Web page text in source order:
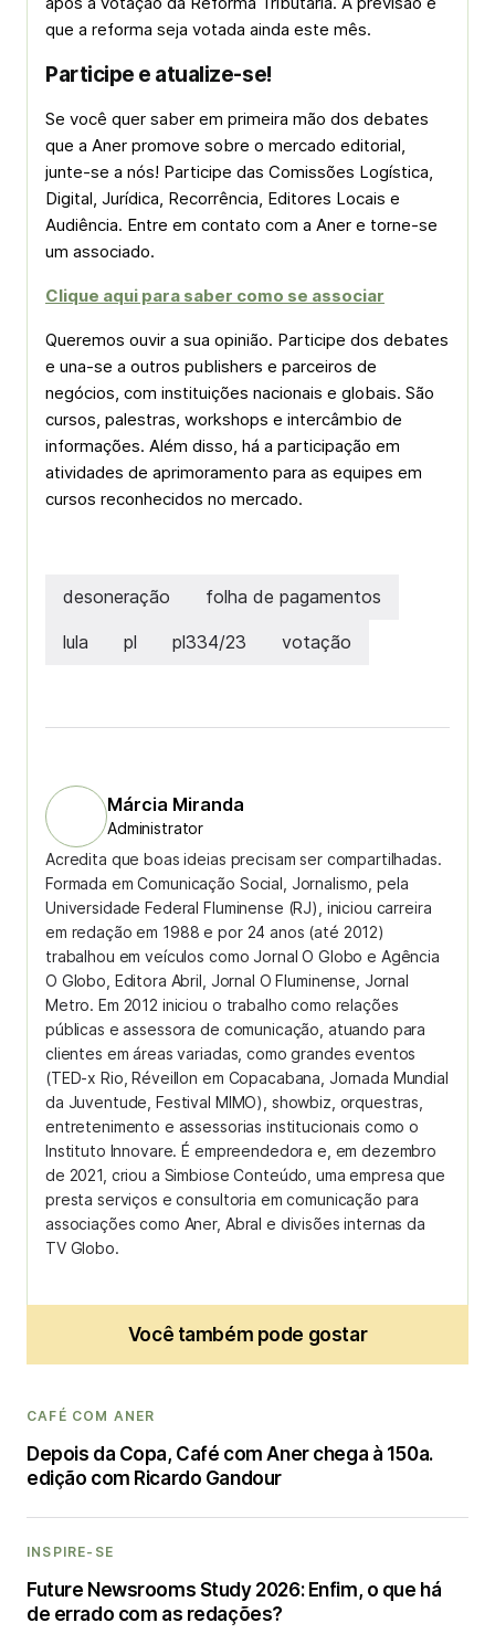
que a reforma seja votada ainda este mês.
Participe e atualize-se!
Se você quer saber em primeira mão dos debates
que a Aner promove sobre o mercado editorial,
junte-se a nós! Participe das Comissões Logística,
Digital, Jurídica, Recorrência, Editores Locais e
Audiência. Entre em contato com a Aner e torne-se
um associado.
Clique aqui para saber como se associar
Queremos ouvir a sua opinião. Participe dos debates
e una-se a outros publishers e parceiros de
negócios, com instituições nacionais e globais. São
cursos, palestras, workshops e intercâmbio de
informações. Além disso, há a participação em
atividades de aprimoramento para as equipes em
cursos reconhecidos no mercado.
desoneração folha de pagamentos
lula pl pl334/23 votação
Márcia Miranda
Administrator
Acredita que boas ideias precisam ser compartilhadas.
Formada em Comunicação Social, Jornalismo, pela
Universidade Federal Fluminense (RJ), iniciou carreira
em redação em 1988 e por 24 anos (até 2012)
trabalhou em veículos como Jornal O Globo e Agência
O Globo, Editora Abril, Jornal O Fluminense, Jornal
Metro. Em 2012 iniciou o trabalho como relações
públicas e assessora de comunicação, atuando para
clientes em áreas variadas, como grandes eventos
(TED-x Rio, Réveillon em Copacabana, Jornada Mundial
da Juventude, Festival MIMO), showbiz, orquestras,
entretenimento e assessorias institucionais como o
Instituto Innovare. É empreendedora e, em dezembro
de 2021, criou a Simbiose Conteúdo, uma empresa que
presta serviços e consultoria em comunicação para
associações como Aner, Abral e divisões internas da
TV Globo.
Você também pode gostar
CAFÉ COM ANER
Depois da Copa, Café com Aner chega à 150a.
edição com Ricardo Gandour
INSPIRE-SE
Future Newsrooms Study 2026: Enfim, o que há
de errado com as redações?